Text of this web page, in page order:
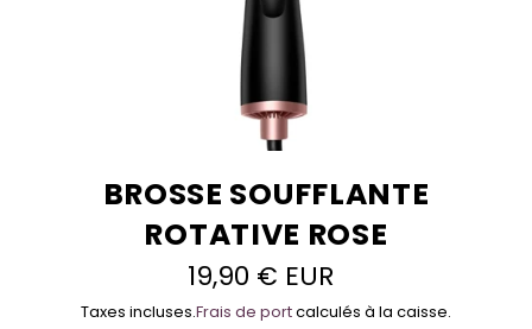
BROSSE SOUFFLANTE
ROTATIVE ROSE
Prix
régulier
19,90 € EUR
Taxes incluses.Frais de portcalculés à la caisse.